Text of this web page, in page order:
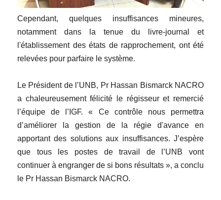
Cependant, quelques insuffisances mineures,
notamment dans la tenue du livre-journal et
l'établissement des états de rapprochement, ont été
relevées pour parfaire le système.
Le Président de l’UNB, Pr Hassan Bismarck NACRO
a chaleureusement félicité le régisseur et remercié
l’équipe de l’IGF. « Ce contrôle nous permettra
d’améliorer la gestion de la régie d'avance en
apportant des solutions aux insuffisances. J’espère
que tous les postes de travail de l’UNB vont
continuer à engranger de si bons résultats », a conclu
le Pr Hassan Bismarck NACRO.